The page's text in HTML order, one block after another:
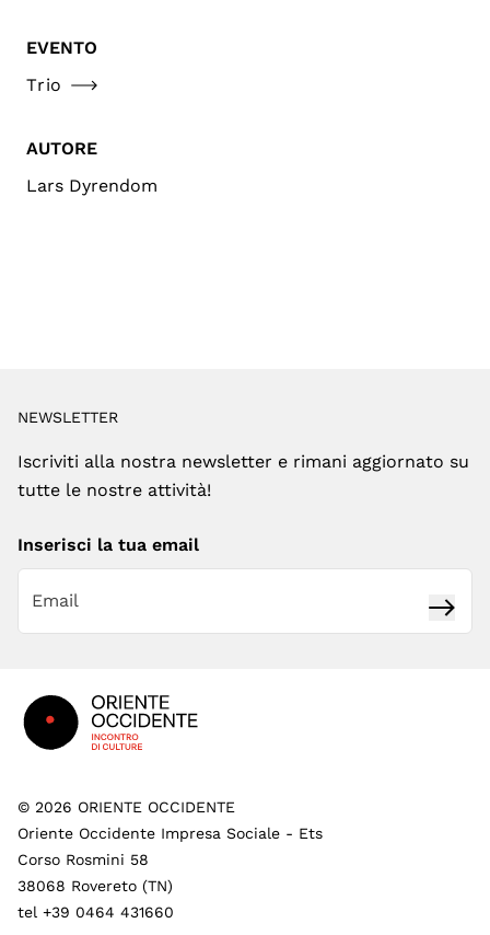
EVENTO
Trio
AUTORE
Lars Dyrendom
NEWSLETTER
Iscriviti alla nostra newsletter e rimani aggiornato su
tutte le nostre attività!
Inserisci la tua email
© 2026 ORIENTE OCCIDENTE
Oriente Occidente Impresa Sociale - Ets
Corso Rosmini 58
38068 Rovereto (TN)
tel +39 0464 431660